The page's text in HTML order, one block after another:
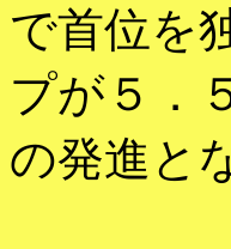
で首位を
プが５．
の発進と